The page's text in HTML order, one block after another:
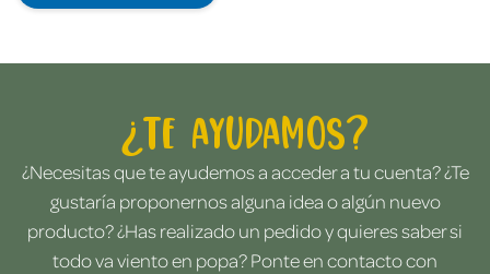
¿Te ayudamos?
¿Necesitas que te ayudemos a acceder a tu cuenta? ¿Te
gustaría proponernos alguna idea o algún nuevo
producto? ¿Has realizado un pedido y quieres saber si
todo va viento en popa? Ponte en contacto con